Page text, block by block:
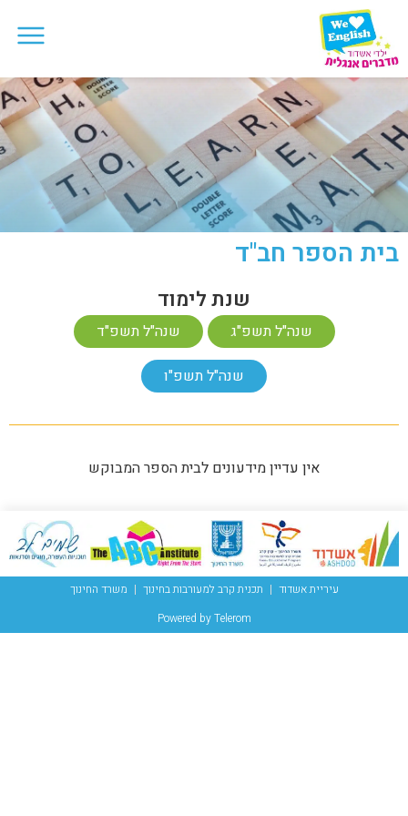
בית הספר חב"ד
שנת לימוד
שנה"ל תשפ"ג שנה"ל תשפ"ד
שנה"ל תשפ"ו
אין עדיין מידעונים לבית הספר המבוקש
עיריית אשדוד תכנית קרב למעורבות בחינוך
משרד החינוך
Powered by Telerom